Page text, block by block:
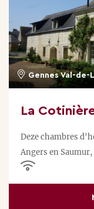
Gennes Val-de-
La
Deze chambres
Angers en